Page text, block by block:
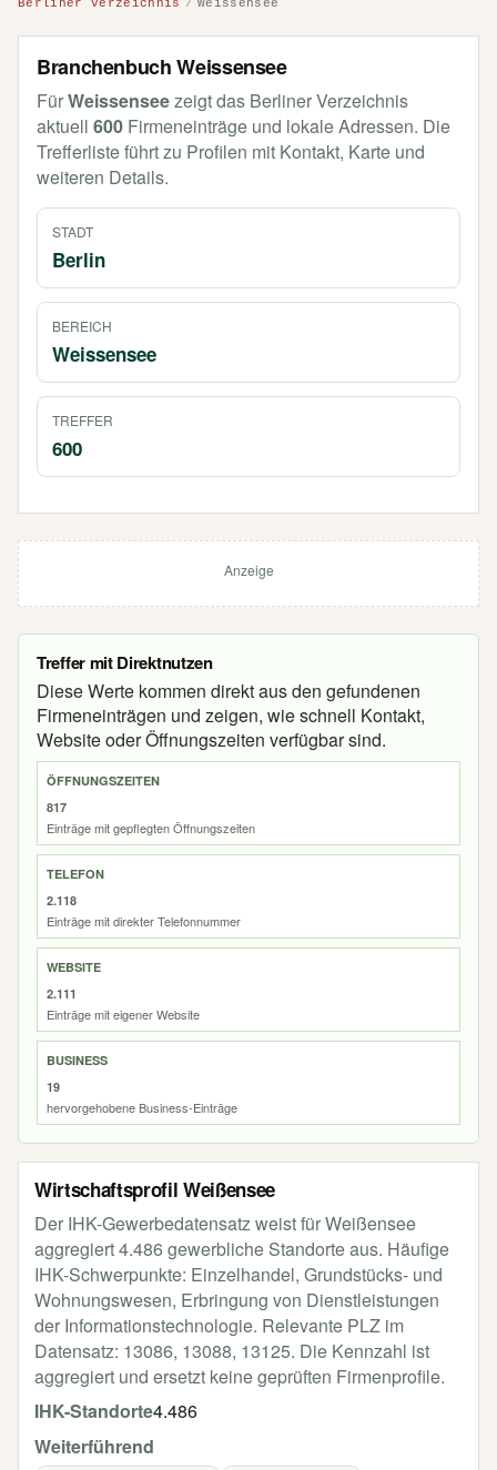
Berliner Verzeichnis Weissensee
Branchenbuch Weissensee
FürWeissenseezeigt das Berliner Verzeichnis
aktuell 600 Firmeneinträge und lokale Adressen. Die
Trefferliste führt zu Profilen mit Kontakt, Karte und
weiteren Details.
STADT
Berlin
BEREICH
Weissensee
TREFFER
600
Anzeige
Treffer mit Direktnutzen
Diese Werte kommen direkt aus den gefundenen
Firmeneinträgen und zeigen, wie schnell Kontakt,
Website oder Öffnungszeiten verfügbar sind.
ÖFFNUNGSZEITEN
817
Einträge mit gepflegten Öffnungszeiten
TELEFON
2.118
Einträge mit direkter Telefonnummer
WEBSITE
2.111
Einträge mit eigener Website
BUSINESS
19
hervorgehobene Business-Einträge
Wirtschaftsprofil Weißensee
Der IHK-Gewerbedatensatz weist für Weißensee
aggregiert 4.486 gewerbliche Standorte aus. Häufige
IHK-Schwerpunkte: Einzelhandel, Grundstücks- und
Wohnungswesen, Erbringung von Dienstleistungen
der Informationstechnologie. Relevante PLZ im
Datensatz: 13086, 13088, 13125. Die Kennzahl ist
aggregiert und ersetzt keine geprüften Firmenprofile.
IHK-Standorte4.486
Weiterführend